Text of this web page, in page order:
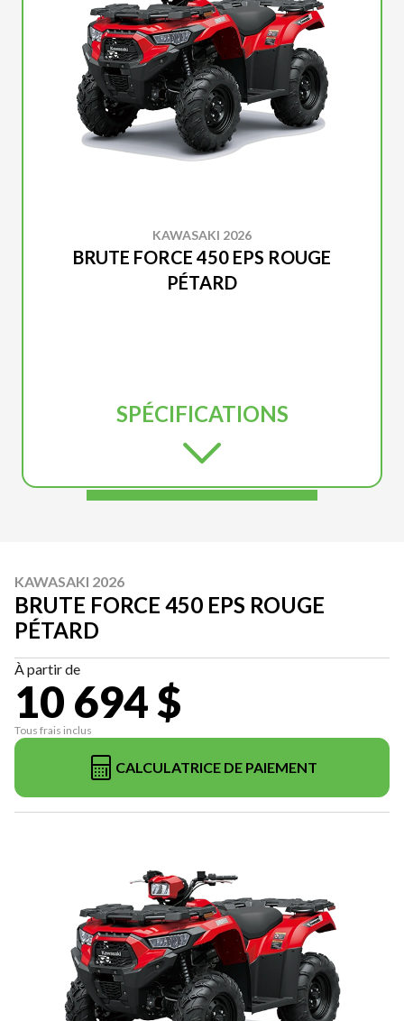
KAWASAKI 2026
BRUTE FORCE 450 EPS ROUGE
PÉTARD
SPÉCIFICATIONS
KAWASAKI 2026
BRUTE FORCE 450 EPS ROUGE
PÉTARD
À partir de
10 694 $
Tous frais inclus
CALCULATRICE DE PAIEMENT